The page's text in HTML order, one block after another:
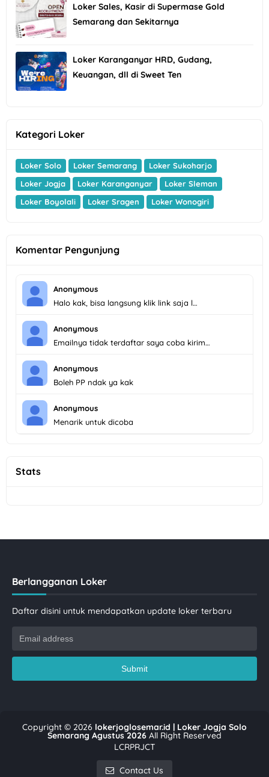
Loker Sales, Kasir di Supermase Gold
Semarang dan Sekitarnya
Loker Karanganyar HRD, Gudang,
Keuangan, dll di Sweet Ten
Kategori Loker
Loker Solo Loker Semarang
Loker Sukoharjo
Loker Jogja
Loker Karanganyar
Loker Sleman
Loker Boyolali
Loker Sragen Loker Wonogiri
Komentar Pengunjung
Anonymous
Halo kak, bisa langsung klik link saja l…
Anonymous
Emailnya tidak terdaftar saya coba kirim…
Anonymous
Boleh PP ndak ya kak
Anonymous
Menarik untuk dicoba
Stats
Berlangganan Loker
Daftar disini untuk mendapatkan update loker terbaru
Copyright © 2026 lokerjoglosemar.id | Loker Jogja Solo
Semarang Agustus 2026 All Right Reserved
LCRPRJCT
Contact Us